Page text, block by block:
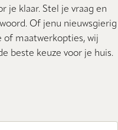
je klaar. Stel je vraag en
Of jenu nieuwsgierig
of maatwerkopties, wij
beste keuze voor je huis.